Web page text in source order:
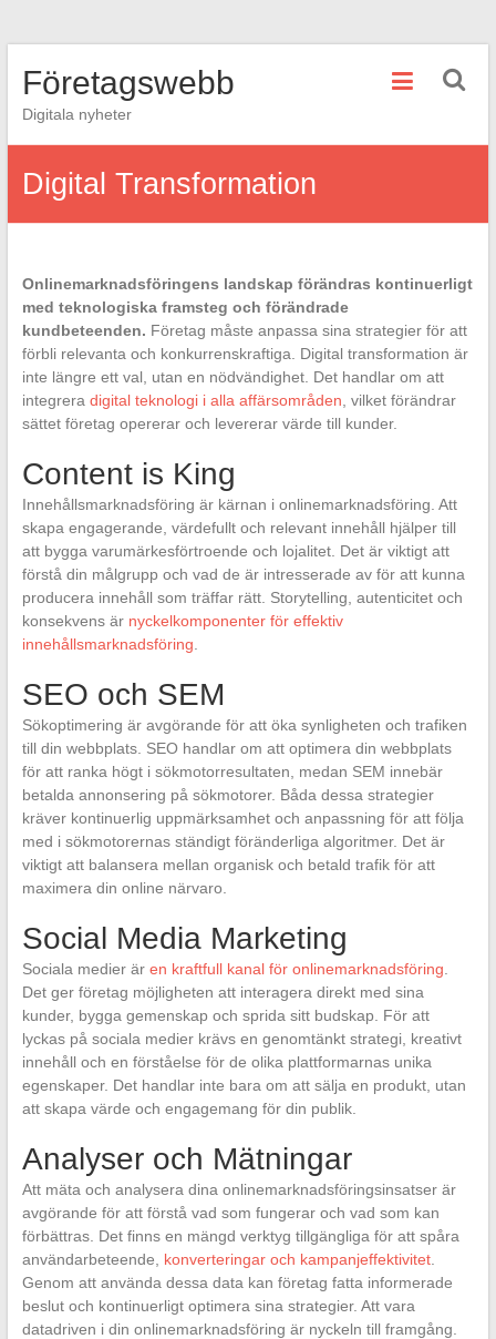
Företagswebb
Digitala nyheter
Digital Transformation
Onlinemarknadsföringens landskap förändras kontinuerligt
med teknologiska framsteg och förändrade
kundbeteenden. Företag måste anpassa sina strategier för att
förbli relevanta och konkurrenskraftiga. Digital transformation är
inte längre ett val, utan en nödvändighet. Det handlar om att
integrera digital teknologi i alla affärsområden , vilket förändrar
sättet företag opererar och levererar värde till kunder.
Content is King
Innehållsmarknadsföring är kärnan i onlinemarknadsföring. Att
skapa engagerande, värdefullt och relevant innehåll hjälper till
att bygga varumärkesförtroende och lojalitet. Det är viktigt att
förstå din målgrupp och vad de är intresserade av för att kunna
producera innehåll som träffar rätt. Storytelling, autenticitet och
konsekvens är nyckelkomponenter för effektiv
innehållsmarknadsföring
SEO och SEM
Sökoptimering är avgörande för att öka synligheten och trafiken
till din webbplats. SEO handlar om att optimera din webbplats
för att ranka högt i sökmotorresultaten, medan SEM innebär
betalda annonsering på sökmotorer. Båda dessa strategier
kräver kontinuerlig uppmärksamhet och anpassning för att följa
med i sökmotorernas ständigt föränderliga algoritmer. Det är
viktigt att balansera mellan organisk och betald trafik för att
maximera din online närvaro.
Social Media Marketing
Sociala medier är en kraftfull kanal för onlinemarknadsföring
Det ger företag möjligheten att interagera direkt med sina
kunder, bygga gemenskap och sprida sitt budskap. För att
lyckas på sociala medier krävs en genomtänkt strategi, kreativt
innehåll och en förståelse för de olika plattformarnas unika
egenskaper. Det handlar inte bara om att sälja en produkt, utan
att skapa värde och engagemang för din publik.
Analyser och Mätningar
Att mäta och analysera dina onlinemarknadsföringsinsatser är
avgörande för att förstå vad som fungerar och vad som kan
förbättras. Det finns en mängd verktyg tillgängliga för att spåra
användarbeteende, konverteringar och kampanjeffektivitet.
Genom att använda dessa data kan företag fatta informerade
beslut och kontinuerligt optimera sina strategier. Att vara
datadriven i din onlinemarknadsföring är nyckeln till framgång.